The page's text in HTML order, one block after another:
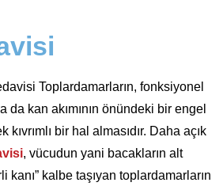
Toplardamarların, fonksiyonel
da kan akımının önündeki bir engel
bir hal almasıdır. Daha açık
, vücudun yani bacakların alt
kanı” kalbe taşıyan toplardamarların